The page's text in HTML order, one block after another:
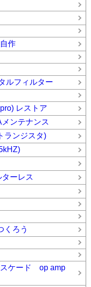
自作
ルフィルター
レストア
ンテナンス
ランジスタ)
ーレス
くろう
スケード op amp